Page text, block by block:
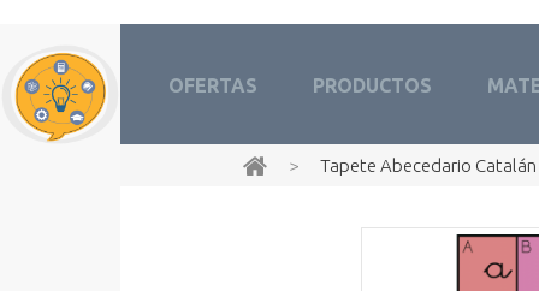
OFERTAS PRODUCTOS
> Tapete Abecedario Catalán